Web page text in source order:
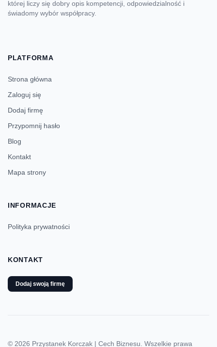
której liczy się dobry opis kompetencji, odpowiedzialność i
świadomy wybór współpracy.
PLATFORMA
Strona główna
Zaloguj się
Dodaj firmę
Przypomnij hasło
Blog
Kontakt
Mapa strony
INFORMACJE
Polityka prywatności
KONTAKT
Dodaj swoją firmę
© 2026 Przystanek Korczak | Cech Biznesu. Wszelkie prawa